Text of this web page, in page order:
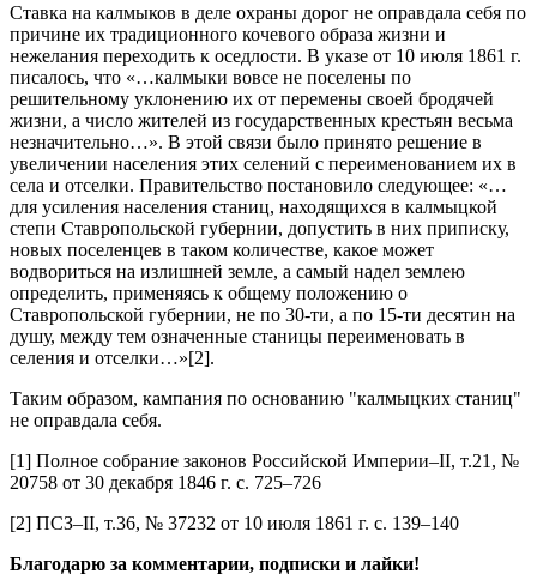
Ставка на калмыков в деле охраны дорог не оправдала себя по
причине их традиционного кочевого образа жизни и
нежелания переходить к оседлости. В указе от 10 июля 1861 г.
писалось, что «…калмыки вовсе не поселены по
решительному уклонению их от перемены своей бродячей
жизни, а число жителей из государственных крестьян весьма
незначительно…». В этой связи было принято решение в
увеличении населения этих селений с переименованием их в
села и отселки. Правительство постановило следующее: «…
для усиления населения станиц, находящихся в калмыцкой
степи Ставропольской губернии, допустить в них приписку,
новых поселенцев в таком количестве, какое может
водвориться на излишней земле, а самый надел землею
определить, применяясь к общему положению о
Ставропольской губернии, не по 30-ти, а по 15-ти десятин на
душу, между тем означенные станицы переименовать в
селения и отселки…»[2].
Таким образом, кампания по основанию "калмыцких станиц"
не оправдала себя.
[1] Полное собрание законов Российской Империи–II, т.21, №
20758 от 30 декабря 1846 г. с. 725–726
[2] ПСЗ–II, т.36, № 37232 от 10 июля 1861 г. с. 139–140
Благодарю за комментарии, подписки и лайки!